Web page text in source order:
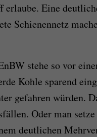
erlaube. Eine
Schienennetz
stehe so vor
Kohle sparend
gefahren würden.
Oder man
deutlichen